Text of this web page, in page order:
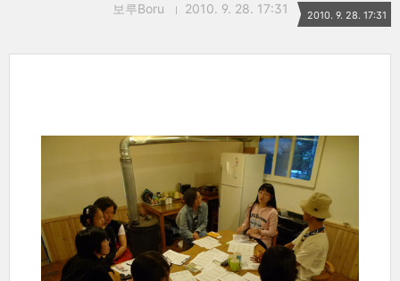
보루Boru 2010. 9. 28. 17:31 2010. 9. 28. 17:31